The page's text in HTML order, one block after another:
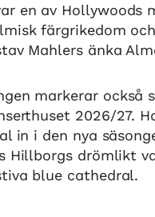
en av
färgrikedom
Mahlers änka
markerar också
2026/27.
in i den nya
Hillborgs drömlikt
blue cathedral.